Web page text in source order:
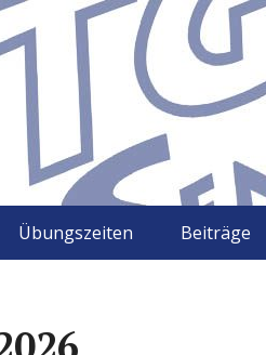
Übungszeiten Beiträge